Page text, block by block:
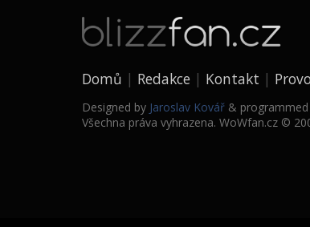
Domů Redakce Kontakt
Designed by Jaroslav Kovář &
Všechna práva vyhrazena. WoWfan.cz ©